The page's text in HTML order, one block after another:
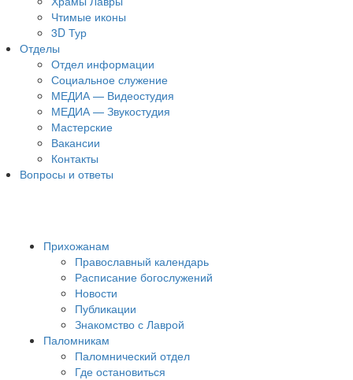
Чтимые иконы
3D Тур
Отделы
Отдел информации
Социальное служение
МЕДИА — Видеостудия
МЕДИА — Звукостудия
Мастерские
Вакансии
Контакты
Вопросы и ответы
Прихожанам
Православный календарь
Расписание богослужений
Новости
Публикации
Знакомство с Лаврой
Паломникам
Паломнический отдел
Где остановиться